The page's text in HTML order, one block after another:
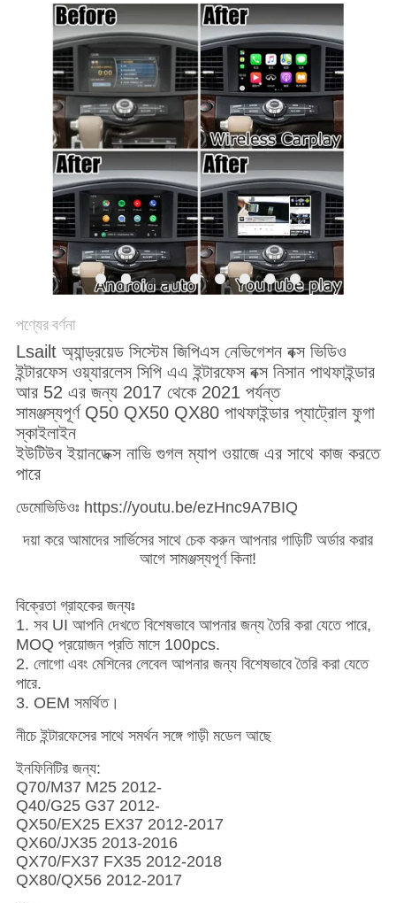
PRIVACY
POLICY
পণ্যের বর্ণনা
Lsailt অ্যান্ড্রয়েড সিস্টেম জিপিএস নেভিগেশন বক্স ভিডিও
ইন্টারফেস ওয়্যারলেস সিপি এএ ইন্টারফেস বক্স নিসান পাথফাইন্ডার
আর 52 এর জন্য 2017 থেকে 2021 পর্যন্ত
সামঞ্জস্যপূর্ণ Q50 QX50 QX80 পাথফাইন্ডার প্যাট্রোল ফুগা
স্কাইলাইন
ইউটিউব ইয়ানডেক্স নাভি গুগল ম্যাপ ওয়াজে এর সাথে কাজ করতে
পারে
ডেমোভিডিওঃ https://youtu.be/ezHnc9A7BIQ
দয়া করে আমাদের সার্ভিসের সাথে চেক করুন আপনার গাড়িটি অর্ডার করার
আগে সামঞ্জস্যপূর্ণ কিনা!
বিক্রেতা গ্রাহকের জন্যঃ
1. সব UI আপনি দেখতে বিশেষভাবে আপনার জন্য তৈরি করা যেতে পারে,
MOQ প্রয়োজন প্রতি মাসে 100pcs.
2. লোগো এবং মেশিনের লেবেল আপনার জন্য বিশেষভাবে তৈরি করা যেতে
পারে.
3. OEM সমর্থিত।
নীচে ইন্টারফেসের সাথে সমর্থন সঙ্গে গাড়ী মডেল আছে
ইনফিনিটির জন্য:
Q70/M37 M25 2012-
Q40/G25 G37 2012-
QX50/EX25 EX37 2012-2017
QX60/JX35 2013-2016
QX70/FX37 FX35 2012-2018
QX80/QX56 2012-2017